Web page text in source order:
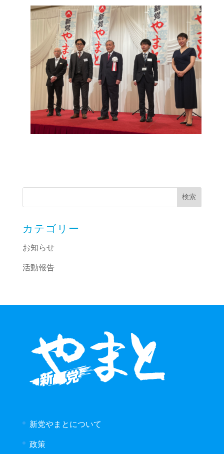
カテゴリー
お知らせ
活動報告
新党やまとについて
政策